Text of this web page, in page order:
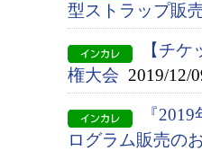
型ストラップ販
【チ
権大会 2019/12/
『
ログラム販売の